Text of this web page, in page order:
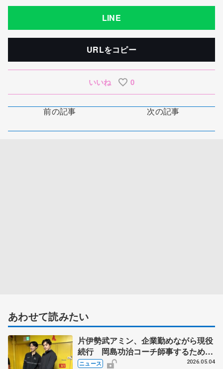
LINE
URLをコピー
いいね 0
前の記事 次の記事
あわせて読みたい
片伊勢武アミン、企業勤めながら現役
続行 岡島功治コーチ師事するため上
京 新拠点でエキシビション 住吉り
ニュース 2026.05.04